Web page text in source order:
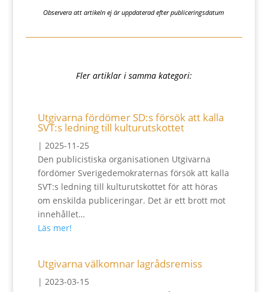
Observera att artikeln ej är uppdaterad efter publiceringsdatum
Fler artiklar i samma kategori:
Utgivarna fördömer SD:s försök att kalla
SVT:s ledning till kulturutskottet
| 2025-11-25
Den publicistiska organisationen Utgivarna
fördömer Sverigedemokraternas försök att kalla
SVT:s ledning till kulturutskottet för att höras
om enskilda publiceringar. Det är ett brott mot
innehållet…
Läs mer!
Utgivarna välkomnar lagrådsremiss
| 2023-03-15